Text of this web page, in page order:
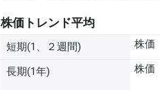
株価トレンド平均
短期(1、２週間) 株価
長期(1年) 株価